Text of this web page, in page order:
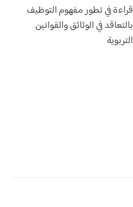
قراءة في تطور مفهوم التوظيف
بالتعاقد في الوثائق والقوانين
التربوية